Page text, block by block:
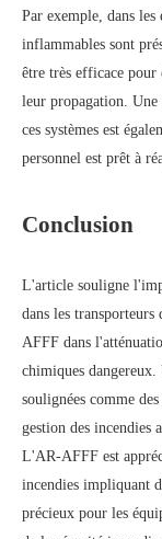
Par exemple, dans
inflammables sont
être très efficace pour
leur propagation.
ces systèmes est
personnel est prêt à
Conclusion
L'article souligne
dans les
AFFF dans
chimiques
soulignées comme
gestion des incendies
L'AR-AFFF est
incendies impliquant
précieux pour les